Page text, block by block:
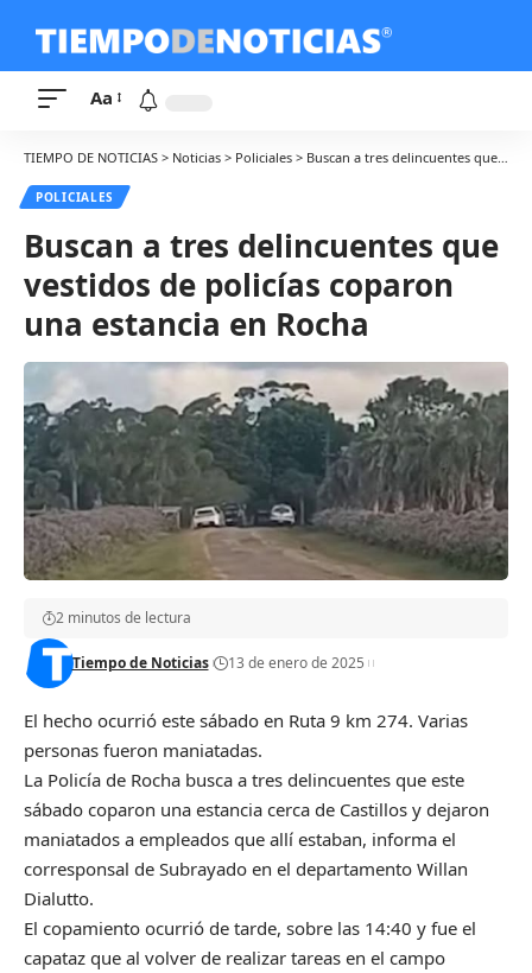
Aa
TIEMPO DE NOTICIAS > Noticias > Policiales > Buscan a tres delincuentes que vestidos de policías coparon una estancia en Rocha
POLICIALES
Buscan a tres delincuentes que
vestidos de policías coparon
una estancia en Rocha
Tiempo de Noticias 13 de enero de 2025
2 minutos de lectura
El hecho ocurrió este sábado en Ruta 9 km 274. Varias
personas fueron maniatadas.
La Policía de Rocha busca a tres delincuentes que este
sábado coparon una estancia cerca de Castillos y dejaron
maniatados a empleados que allí estaban, informa el
corresponsal de Subrayado en el departamento Willan
Dialutto.
El copamiento ocurrió de tarde, sobre las 14:40 y fue el
capataz que al volver de realizar tareas en el campo